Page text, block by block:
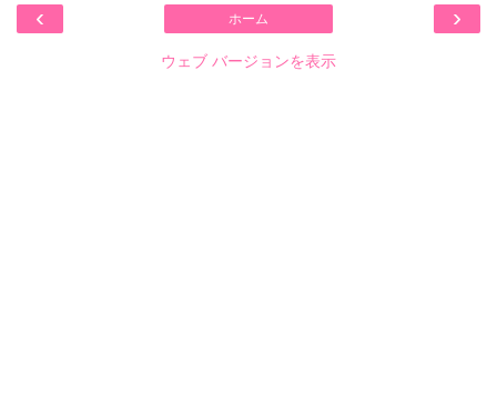
‹ ›
ホーム
ウェブ バージョンを表示